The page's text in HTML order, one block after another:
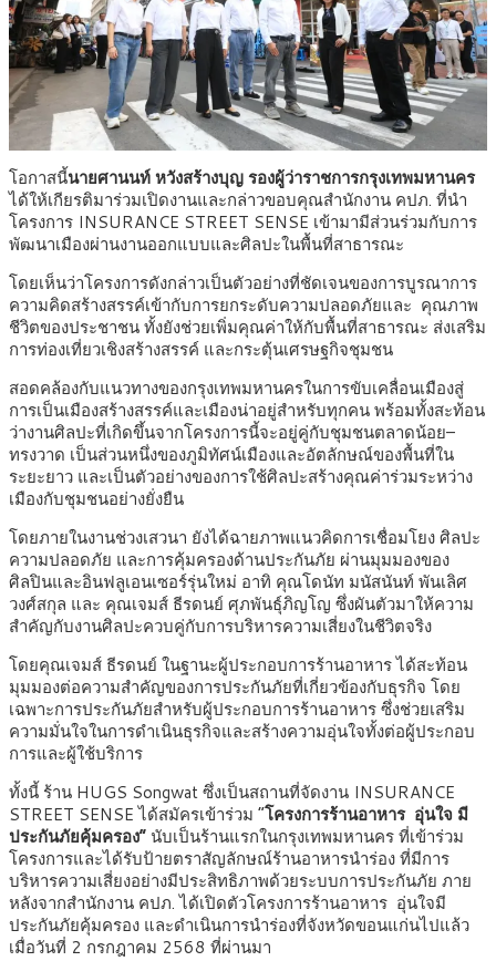
โอกาสนี้นายศานนท์ หวังสร้างบุญ รองผู้ว่าราชการกรุงเทพมหานคร
ได้ให้เกียรติมาร่วมเปิดงานและกล่าวขอบคุณสำนักงาน คปภ. ที่นำ
โครงการ INSURANCE STREET SENSE เข้ามามีส่วนร่วมกับการ
พัฒนาเมืองผ่านงานออกแบบและศิลปะในพื้นที่สาธารณะ
โดยเห็นว่าโครงการดังกล่าวเป็นตัวอย่างที่ชัดเจนของการบูรณาการ
ความคิดสร้างสรรค์เข้ากับการยกระดับความปลอดภัยและ คุณภาพ
ชีวิตของประชาชน ทั้งยังช่วยเพิ่มคุณค่าให้กับพื้นที่สาธารณะ ส่งเสริม
การท่องเที่ยวเชิงสร้างสรรค์ และกระตุ้นเศรษฐกิจชุมชน
สอดคล้องกับแนวทางของกรุงเทพมหานครในการขับเคลื่อนเมืองสู่
การเป็นเมืองสร้างสรรค์และเมืองน่าอยู่สำหรับทุกคน พร้อมทั้งสะท้อน
ว่างานศิลปะที่เกิดขึ้นจากโครงการนี้จะอยู่คู่กับชุมชนตลาดน้อย–
ทรงวาด เป็นส่วนหนึ่งของภูมิทัศน์เมืองและอัตลักษณ์ของพื้นที่ใน
ระยะยาว และเป็นตัวอย่างของการใช้ศิลปะสร้างคุณค่าร่วมระหว่าง
เมืองกับชุมชนอย่างยั่งยืน
โดยภายในงานช่วงเสวนา ยังได้ฉายภาพแนวคิดการเชื่อมโยง ศิลปะ
ความปลอดภัย และการคุ้มครองด้านประกันภัย ผ่านมุมมองของ
ศิลปินและอินฟลูเอนเซอร์รุ่นใหม่ อาทิ คุณโดนัท มนัสนันท์ พันเลิศ
วงศ์สกุล และ คุณเจมส์ ธีรดนย์ ศุภพันธุ์ภิญโญ ซึ่งผันตัวมาให้ความ
สำคัญกับงานศิลปะควบคู่กับการบริหารความเสี่ยงในชีวิตจริง
โดยคุณเจมส์ ธีรดนย์ ในฐานะผู้ประกอบการร้านอาหาร ได้สะท้อน
มุมมองต่อความสำคัญของการประกันภัยที่เกี่ยวข้องกับธุรกิจ โดย
เฉพาะการประกันภัยสำหรับผู้ประกอบการร้านอาหาร ซึ่งช่วยเสริม
ความมั่นใจในการดำเนินธุรกิจและสร้างความอุ่นใจทั้งต่อผู้ประกอบ
การและผู้ใช้บริการ
ทั้งนี้ ร้าน HUGS Songwat ซึ่งเป็นสถานที่จัดงาน INSURANCE
STREET SENSE ได้สมัครเข้าร่วม “โครงการร้านอาหาร อุ่นใจ มี
ประกันภัยคุ้มครอง”นับเป็นร้านแรกในกรุงเทพมหานคร ที่เข้าร่วม
โครงการและได้รับป้ายตราสัญลักษณ์ร้านอาหารนำร่อง ที่มีการ
บริหารความเสี่ยงอย่างมีประสิทธิภาพด้วยระบบการประกันภัย ภาย
หลังจากสำนักงาน คปภ. ได้เปิดตัวโครงการร้านอาหาร อุ่นใจมี
ประกันภัยคุ้มครอง และดำเนินการนำร่องที่จังหวัดขอนแก่นไปแล้ว
เมื่อวันที่ 2 กรกฎาคม 2568 ที่ผ่านมา